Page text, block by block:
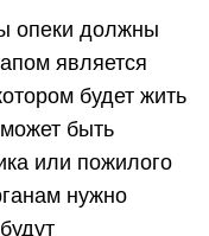
опеки должны
является
будет жить
быть
или пожилого
нужно